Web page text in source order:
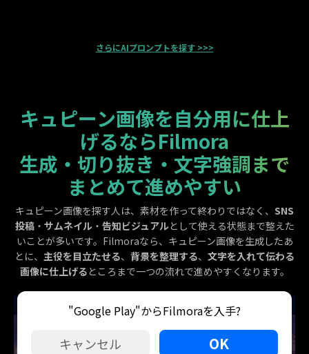
さらにAIプロンプトを探す >>>
キュピーン画像を自分用に仕上
げるならFilmora
生成・切り抜き・文字強調まで
まとめて進めやすい
キュピーン画像を探す人は、素材を作って終わりではなく、 SNS
投稿・ サムネイル・ 告知ビジュアルとして使える状態まで整えた
いことが多いです。Filmoraなら、キュピーン画像を生成したあ
とに、 主役を目立たせる、 背景を整理する、 文字を入れて伝わる
画像に仕上げる ところまで一つの流れで進めやすくなります。
"Google Play"からFilmoraを入手?
キャンセル OK